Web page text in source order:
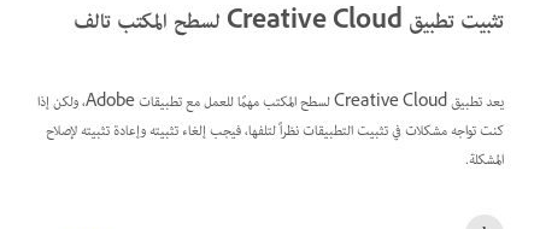
تثبيت تطبيق Creative Cloud لسطح المكتب تالف
يعد تطبيق Creative Cloud لسطح المكتب مهمًا للعمل مع تطبيقات Adobe، ولكن إذا
كنت تواجه مشكلات في تثبيت التطبيقات نظراً لتلفها، فيجب إلغاء تثبيته وإعادة تثبيته لإصلاح
المشكلة.